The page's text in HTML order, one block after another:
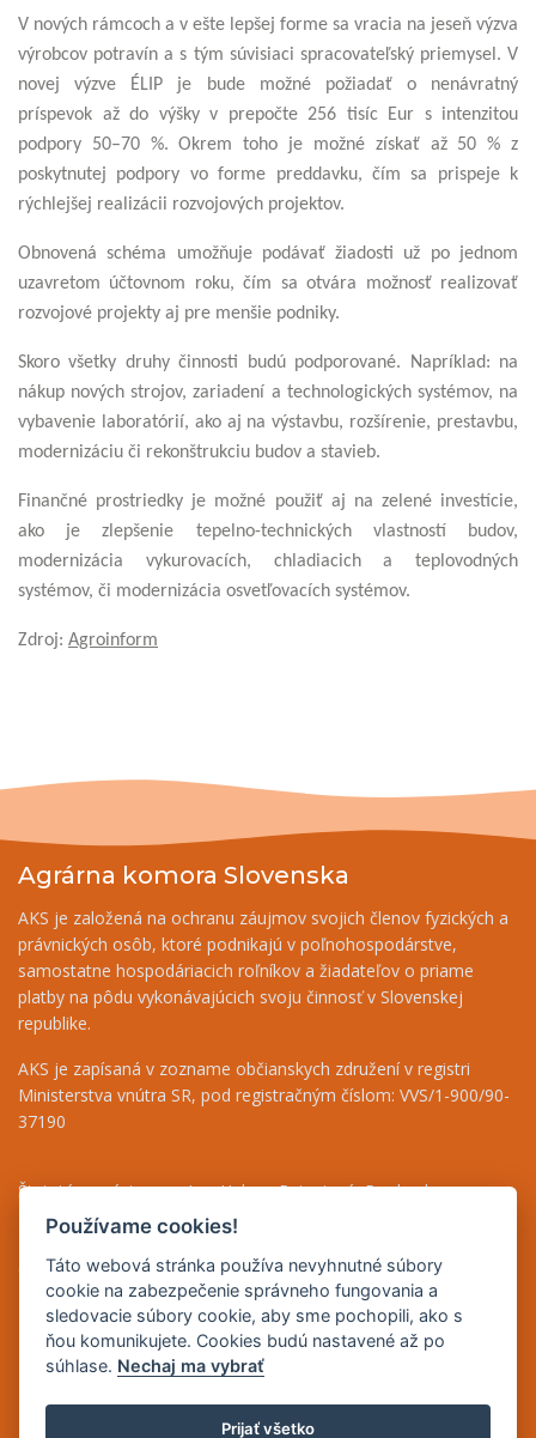
V nových rámcoch a v ešte lepšej forme sa vracia na jeseň výzva
výrobcov potravín a s tým súvisiaci spracovateľský priemysel. V
novej výzve ÉLIP je bude možné požiadať o nenávratný
príspevok až do výšky v prepočte 256 tisíc Eur s intenzitou
podpory 50–70 %. Okrem toho je možné získať až 50 % z
poskytnutej podpory vo forme preddavku, čím sa prispeje k
rýchlejšej realizácii rozvojových projektov.
Obnovená schéma umožňuje podávať žiadosti už po jednom
uzavretom účtovnom roku, čím sa otvára možnosť realizovať
rozvojové projekty aj pre menšie podniky.
Skoro všetky druhy činnosti budú podporované. Napríklad: na
nákup nových strojov, zariadení a technologických systémov, na
vybavenie laboratórií, ako aj na výstavbu, rozšírenie, prestavbu,
modernizáciu či rekonštrukciu budov a stavieb.
Finančné prostriedky je možné použiť aj na zelené investície,
ako je zlepšenie tepelno-technických vlastností budov,
modernizácia vykurovacích, chladiacich a teplovodných
systémov, či modernizácia osvetľovacích systémov.
Zdroj: Agroinform
Agrárna komora Slovenska
AKS je založená na ochranu záujmov svojich členov fyzických a
právnických osôb, ktoré podnikajú v poľnohospodárstve,
samostatne hospodáriacich roľníkov a žiadateľov o priame
platby na pôdu vykonávajúcich svoju činnosť v Slovenskej
republike.
AKS je zapísaná v zozname občianskych združení v registri
Ministerstva vnútra SR, pod registračným číslom: VVS/1-900/90-
37190
Štatutárny zástupca - Ing. Helena Patasiová, Predseda
Riaditeľka - Ing. Bernáthová Nikoleta, tel.: +421 948 036 719
Odborné poradenstvo - Mgr. Beáta Puha, tel.: +421 948 838 493
IČO: 42165083
DIČ: 2023235731
IČ DPH: SK2023235731
Používame cookies!
Táto webová stránka používa nevyhnutné súbory
cookie na zabezpečenie správneho fungovania a
sledovacie súbory cookie, aby sme pochopili, ako s
ňou komunikujete. Cookies budú nastavené až po
súhlase. Nechaj ma vybrať
Prijať všetko